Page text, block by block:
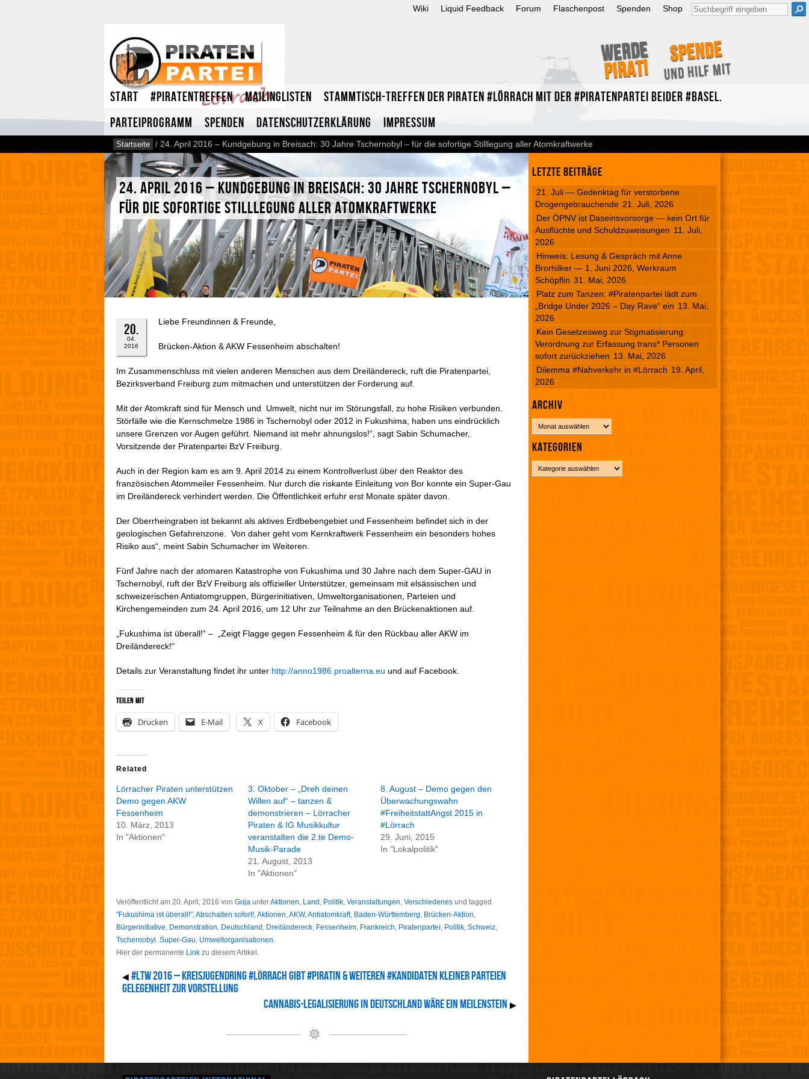
Wiki Liquid Feedback Forum Flaschenpost Spenden Shop
Suche
nach:
Start #Piratentreffen Mailinglisten
Stammtisch-Treffen der Piraten #Lörrach mit der #Piratenpartei beider #Basel.
Parteiprogramm
Spenden Datenschutzerklärung Impressum
Werde
Pirat!
Spende
und hilf mit
Startseite / 24. April 2016 – Kundgebung in Breisach: 30 Jahre Tschernobyl – für die sofortige Stilllegung aller Atomkraftwerke
24. April 2016 – Kundgebung in Breisach: 30 Jahre Tschernobyl –
für die sofortige Stilllegung aller Atomkraftwerke
20.
04.
2016
Liebe Freundinnen & Freunde,
Brücken-Aktion & AKW Fessenheim abschalten!
Im Zusammenschluss mit vielen anderen Menschen aus dem Dreiländereck, ruft die Piratenpartei,
Bezirksverband Freiburg zum mitmachen und unterstützen der Forderung auf.
Mit der Atomkraft sind für Mensch und Umwelt, nicht nur im Störungsfall, zu hohe Risiken verbunden.
Störfälle wie die Kernschmelze 1986 in Tschernobyl oder 2012 in Fukushima, haben uns eindrücklich
unsere Grenzen vor Augen geführt. Niemand ist mehr ahnungslos!“, sagt Sabin Schumacher,
Vorsitzende der Piratenpartei BzV Freiburg.
Auch in der Region kam es am 9. April 2014 zu einem Kontrollverlust über den Reaktor des
französischen Atommeiler Fessenheim. Nur durch die riskante Einleitung von Bor konnte ein Super-Gau
im Dreiländereck verhindert werden. Die Öffentlichkeit erfuhr erst Monate später davon.
Der Oberrheingraben ist bekannt als aktives Erdbebengebiet und Fessenheim befindet sich in der
geologischen Gefahrenzone. Von daher geht vom Kernkraftwerk Fessenheim ein besonders hohes
Risiko aus“, meint Sabin Schumacher im Weiteren.
Fünf Jahre nach der atomaren Katastrophe von Fukushima und 30 Jahre nach dem Super-GAU in
Tschernobyl, ruft der BzV Freiburg als offizieller Unterstützer, gemeinsam mit elsässischen und
schweizerischen Antiatomgruppen, Bürgerinitiativen, Umweltorganisationen, Parteien und
Kirchengemeinden zum 24. April 2016, um 12 Uhr zur Teilnahme an den Brückenaktionen auf.
„Fukushima ist überall!“ – „Zeigt Flagge gegen Fessenheim & für den Rückbau aller AKW im
Dreiländereck!“
Details zur Veranstaltung findet ihr unter http://anno1986.proalterna.eu und auf Facebook.
Teilen mit
Drucken E-Mail X Facebook
Related
Lörracher Piraten unterstützen
Demo gegen AKW
Fessenheim
10. März, 2013
In "Aktionen"
3. Oktober – „Dreh deinen
Willen auf“ – tanzen &
demonstrieren – Lörracher
Piraten & IG Musikkultur
veranstalten die 2.te Demo-
Musik-Parade
21. August, 2013
In "Aktionen"
8. August – Demo gegen den
Überwachungswahn
#FreiheitstattAngst 2015 in
#Lörrach
29. Juni, 2015
In "Lokalpolitik"
Veröffentlicht am 20. April, 2016 von Goja unterAktionen, Land, Politik, Veranstaltungen, Verschiedenes und tagged
"Fukushima ist überall!",Abschalten sofort!,Aktionen,AKW,Antiatomkraft, Baden-Württemberg, Brücken-Aktion,
Bürgerinitiative, Demonstration, Deutschland, Dreiländereck, Fessenheim, Frankreich, Piratenpartei, Politik, Schweiz,
Tschernobyl. Super-Gau, Umweltorganisationen.
Hier der permanente Link zu diesem Artikel.
◀ #LTW 2016 – Kreisjugendring #Lörrach gibt #Piratin & weiteren #Kandidaten kleiner Parteien
Gelegenheit zur Vorstellung
Cannabis-Legalisierung in Deutschland wäre ein Meilenstein ▶
Letzte Beiträge
21. Juli — Gedenktag für verstorbene
Drogengebrauchende 21. Juli, 2026
Der ÖPNV ist Daseinsvorsorge — kein Ort für
Ausflüchte und Schuldzuweisungen 11. Juli,
2026
Hinweis: Lesung & Gespräch mit Anne
Brorhilker — 1. Juni 2026, Werkraum
Schöpflin 31. Mai, 2026
Platz zum Tanzen: #Piratenpartei lädt zum
„Bridge Under 2026 – Day Rave“ ein 13. Mai,
2026
Kein Gesetzesweg zur Stigmatisierung:
Verordnung zur Erfassung trans* Personen
sofort zurückziehen 13. Mai, 2026
Dilemma #Nahverkehr in #Lörrach 19. April,
2026
Archiv
r
c
Kategorien
a